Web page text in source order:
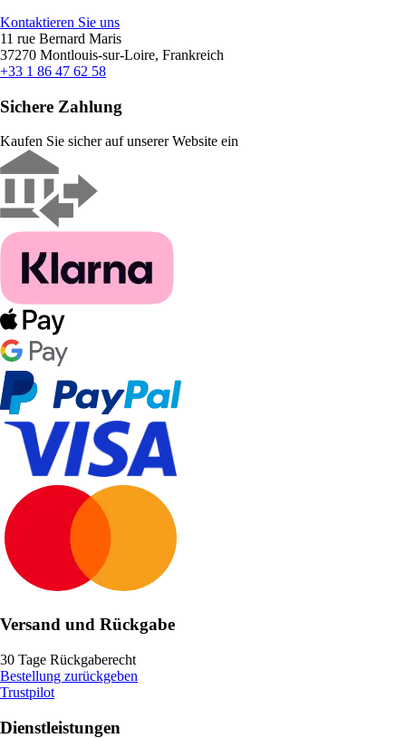
Kontaktieren Sie uns
11 rue Bernard Maris
37270 Montlouis-sur-Loire, Frankreich
+33 1 86 47 62 58
Sichere Zahlung
Kaufen Sie sicher auf unserer Website ein
Versand und Rückgabe
30 Tage Rückgaberecht
Bestellung zurückgeben
Trustpilot
Dienstleistungen